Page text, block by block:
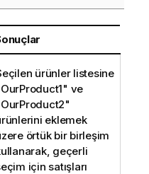
ürünler listesine
OurProduct1" ve
OurProduct2"
eklemek
örtük bir birleşim
geçerli
için satışları